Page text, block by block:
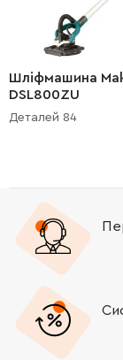
Шліфмашина
DSL800ZU
Деталей 84